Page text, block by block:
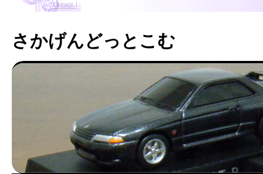
さかげんどっとこむ